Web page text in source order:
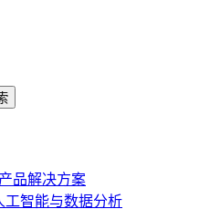
品解决方案
工智能与数据分析